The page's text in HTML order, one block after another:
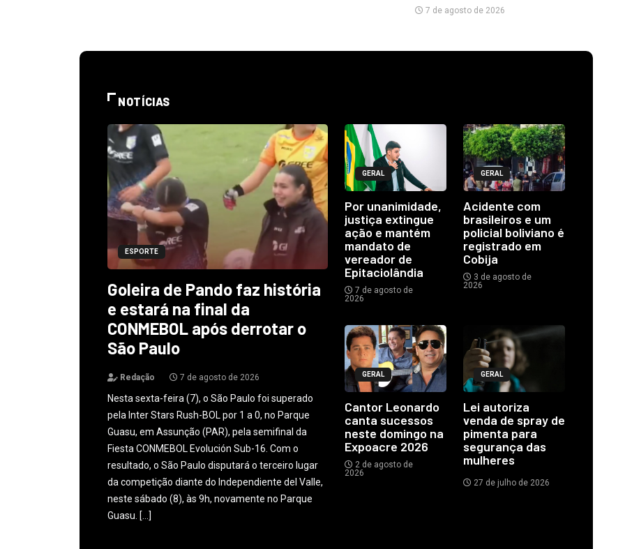
7 de agosto de 2026
NOTÍCIAS
ESPORTE
Goleira de Pando faz história
e estará na final da
CONMEBOL após derrotar o
São Paulo
Redação 7 de agosto de 2026
Nesta sexta-feira (7), o São Paulo foi superado
pela Inter Stars Rush-BOL por 1 a 0, no Parque
Guasu, em Assunção (PAR), pela semifinal da
Fiesta CONMEBOL Evolución Sub-16. Com o
resultado, o São Paulo disputará o terceiro lugar
da competição diante do Independiente del Valle,
neste sábado (8), às 9h, novamente no Parque
Guasu. […]
GERAL
Por unanimidade,
justiça extingue
ação e mantém
mandato de
vereador de
Epitaciolândia
7 de agosto de
2026
GERAL
Acidente com
brasileiros e um
policial boliviano é
registrado em
Cobija
3 de agosto de
2026
GERAL
Cantor Leonardo
canta sucessos
neste domingo na
Expoacre 2026
2 de agosto de
2026
GERAL
Lei autoriza
venda de spray de
pimenta para
segurança das
mulheres
27 de julho de 2026